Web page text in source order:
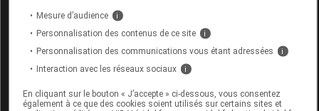
Données administratives
MELIORAN NOCTESIA Cpr B/30
Commercialisé
Mesure d’audience i
Personnalisation des contenus de ce site i
Personnalisation des communications vous étant adressées i
Interaction avec les réseaux sociaux i
En cliquant sur le bouton « J’accepte » ci-dessous, vous consentez
également à ce que des cookies soient utilisés sur certains sites et